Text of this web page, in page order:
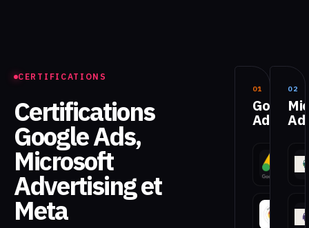
CERTIFICATIONS
Certifications
Google Ads,
Microsoft
Advertising et
Meta
01
Google
Ads
02